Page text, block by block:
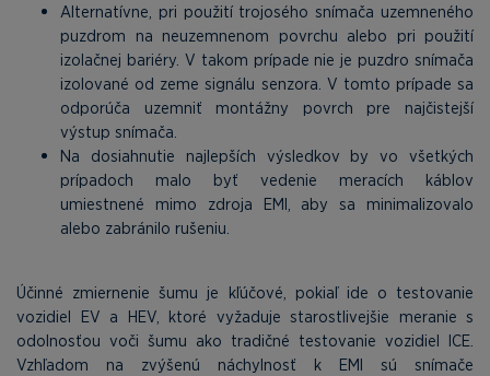
Alternatívne, pri použití trojosého snímača uzemneného
puzdrom na neuzemnenom povrchu alebo pri použití
izolačnej bariéry. V takom prípade nie je puzdro snímača
izolované od zeme signálu senzora. V tomto prípade sa
odporúča uzemniť montážny povrch pre najčistejší
výstup snímača.
Na dosiahnutie najlepších výsledkov by vo všetkých
prípadoch malo byť vedenie meracích káblov
umiestnené mimo zdroja EMI, aby sa minimalizovalo
alebo zabránilo rušeniu.
Účinné zmiernenie šumu je kľúčové, pokiaľ ide o testovanie
vozidiel EV a HEV, ktoré vyžaduje starostlivejšie meranie s
odolnosťou voči šumu ako tradičné testovanie vozidiel ICE.
Vzhľadom na zvýšenú náchylnosť k EMI sú snímače